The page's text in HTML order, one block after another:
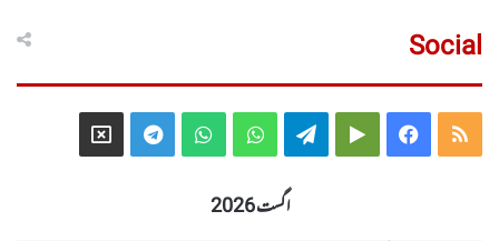
Social
RSS
Facebook
Google
Telegram
WhatsApp
WhatsApp
Telegram
X
اگست 2026